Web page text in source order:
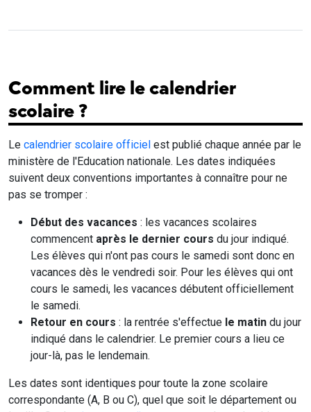
Comment lire le calendrier
scolaire ?
Le calendrier scolaire officiel est publié chaque année par le
ministère de l'Education nationale. Les dates indiquées
suivent deux conventions importantes à connaître pour ne
pas se tromper :
Début des vacances : les vacances scolaires
commencent après le dernier cours du jour indiqué.
Les élèves qui n'ont pas cours le samedi sont donc en
vacances dès le vendredi soir. Pour les élèves qui ont
cours le samedi, les vacances débutent officiellement
le samedi.
Retour en cours : la rentrée s'effectue le matin du jour
indiqué dans le calendrier. Le premier cours a lieu ce
jour-là, pas le lendemain.
Les dates sont identiques pour toute la zone scolaire
correspondante (A, B ou C), quel que soit le département ou